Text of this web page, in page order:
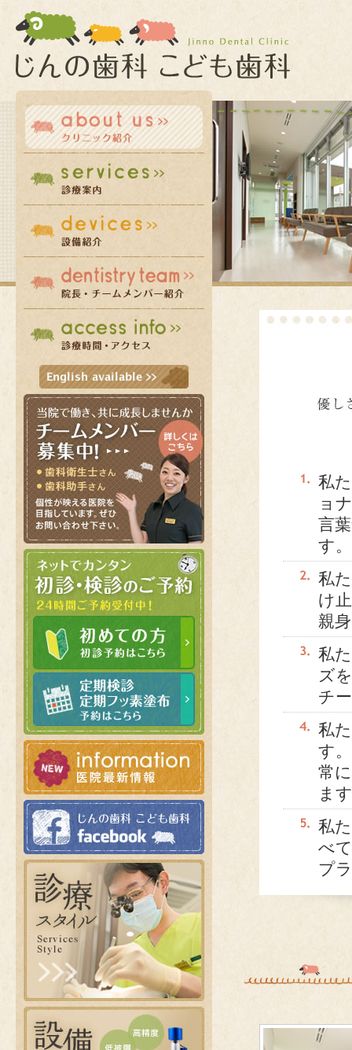
私
ョ
言
す。
私
け
親
私
ズ
チ
私
す。
常
ま
私
べ
プ